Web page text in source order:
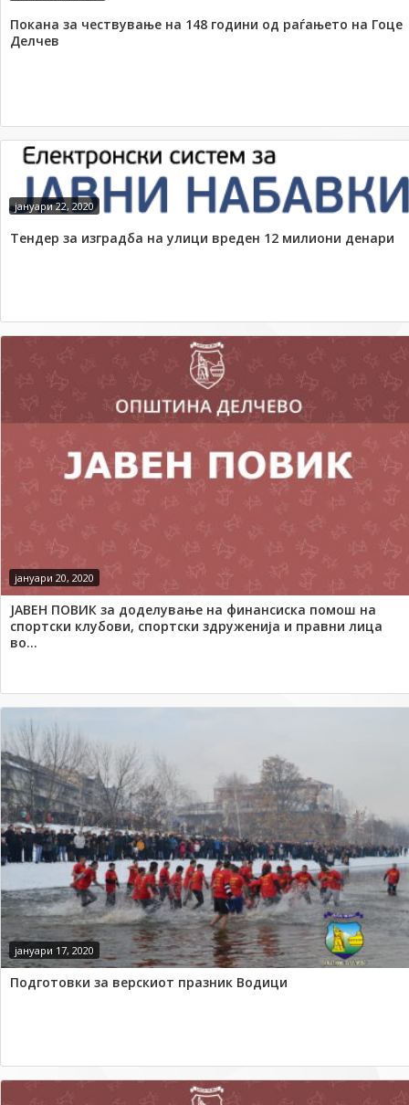
Покана за чествување на 148 години од раѓањето на Гоце
Делчев
јануари 22, 2020
Тендер за изградба на улици вреден 12 милиони денари
јануари 20, 2020
ЈАВЕН ПОВИК за доделување на финансиска помош на
спортски клубови, спортски здруженија и правни лица
во...
јануари 17, 2020
Подготовки за верскиот празник Водици